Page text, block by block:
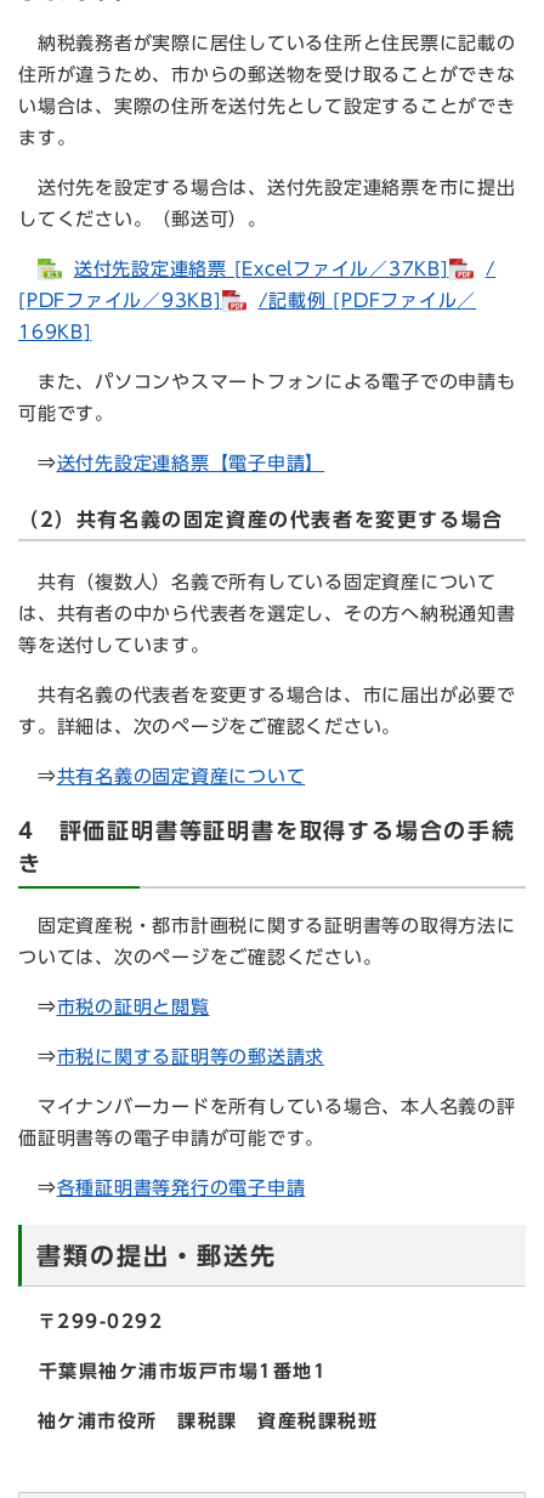
納税義務者が実際に居住している住所と住民票に記載の
住所が違うため、市からの郵送物を受け取ることができな
い場合は、実際の住所を送付先として設定することができ
ます。
送付先を設定する場合は、送付先設定連絡票を市に提出
してください。（郵送可）。
送付先設定連絡票 [Excelファイル／37KB]
/
[PDFファイル／93KB]
/記載例 [PDFファイル／
169KB]
また、パソコンやスマートフォンによる電子での申請も
可能です。
⇒​送付先設定連絡票【電子申請】
（2）共有名義の固定資産の代表者を変更する場合
共有（複数人）名義で所有している固定資産について
は、共有者の中から代表者を選定し、その方へ納税通知書
等を送付しています。
共有名義の代表者を変更する場合は、市に届出が必要で
す。詳細は、次のページをご確認ください。
⇒共有名義の固定資産について
4 評価証明書等証明書を取得する場合の手続
き
固定資産税・都市計画税に関する証明書等の取得方法に
ついては、次のページをご確認ください。
⇒市税の証明と閲覧
⇒市税に関する証明等の郵送請求
マイナンバーカードを所有している場合、本人名義の評
価証明書等の電子申請が可能です。
⇒各種証明書等発行の電子申請
書類の提出・郵送先
〒299-0292
千葉県袖ケ浦市坂戸市場1番地1
袖ケ浦市役所 課税課 資産税課税班